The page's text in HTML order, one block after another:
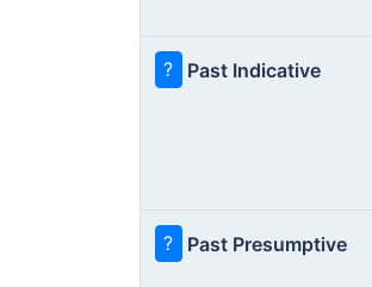
? Past Indicative
? Past Presumptive